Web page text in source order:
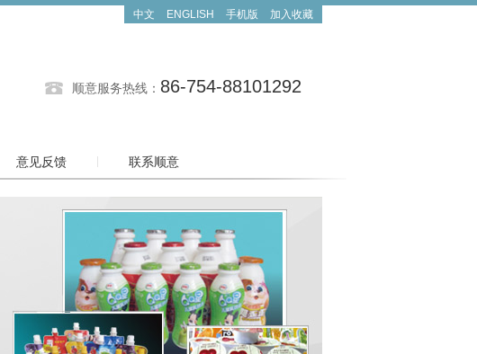
中文 ENGLISH 手机版 加入收藏
顺意服务热线： 86-754-88101292
意见反馈 联系顺意